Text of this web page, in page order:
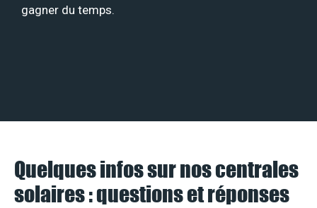
gagner du temps.
Quelques infos sur nos centrales
solaires : questions et réponses